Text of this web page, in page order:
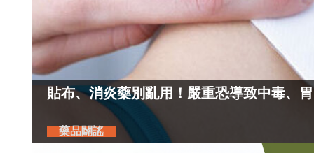
貼布、消炎藥別亂用！嚴重恐導致中毒、
藥品闢謠